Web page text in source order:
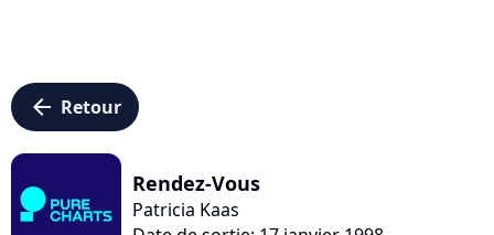
arrow_left Retour
Rendez-Vous
Patricia Kaas